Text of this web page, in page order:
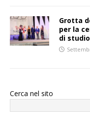
Grotta
per la
di studio
Cerca nel sito